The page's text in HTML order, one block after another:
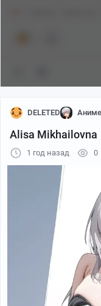
Автор: れんか
DELETED Аниме
Alisa Mikhailovna
1 год назад 0